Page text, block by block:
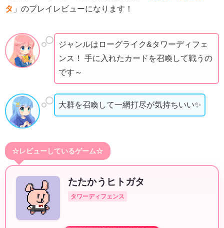
タ 」のプレイレビューになります！
ジャンルはローグライク&タワーディフェ
ンス！ 手に入れたカードを召喚して戦うの
です～
大群を召喚して一網打尽が気持ちいい✨
☆レビューしているゲーム☆
たたかうヒトガタ
タワーディフェンス